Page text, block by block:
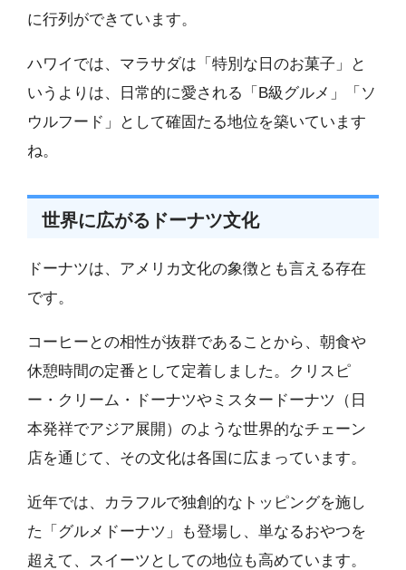
に行列ができています。
ハワイでは、マラサダは「特別な日のお菓子」と
いうよりは、日常的に愛される「B級グルメ」「ソ
ウルフード」として確固たる地位を築いています
ね。
世界に広がるドーナツ文化
ドーナツは、アメリカ文化の象徴とも言える存在
です。
コーヒーとの相性が抜群であることから、朝食や
休憩時間の定番として定着しました。クリスピ
ー・クリーム・ドーナツやミスタードーナツ（日
本発祥でアジア展開）のような世界的なチェーン
店を通じて、その文化は各国に広まっています。
近年では、カラフルで独創的なトッピングを施し
た「グルメドーナツ」も登場し、単なるおやつを
超えて、スイーツとしての地位も高めています。